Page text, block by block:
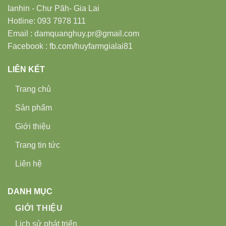
Ianhin - Chư Păh- Gia Lai
Hotline: 093 7978 111
Email : damquanghuy.pr@gmail.com
Facebook : fb.com/huyfarmgialai81
LIÊN KẾT
Trang chủ
Sản phẩm
Giới thiệu
Trang tin tức
Liên hệ
DANH MỤC
GIỚI THIỆU
Lịch sử phát triển